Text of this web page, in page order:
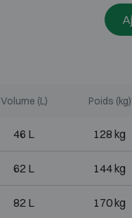
Volume (L) Poids (kg)
46 L 128 kg
62 L 144 kg
82 L 170 kg